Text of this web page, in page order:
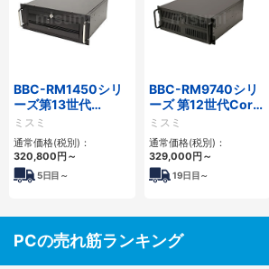
BBC-RM1450シリ
ーズ第13世代
Core・12世代
Celeron対応ラック
マウント4PCIe
ミスミ
通常価格(税別)：
320,800円～
5日目～
BBC-RM9740シリ
ーズ 第12世代Core
対応ラックマウント
FAPC4PCI・3PCIe
ミスミ
通常価格(税別)：
329,000円～
19日目～
PCの売れ筋ランキング